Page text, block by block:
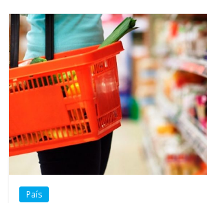
País